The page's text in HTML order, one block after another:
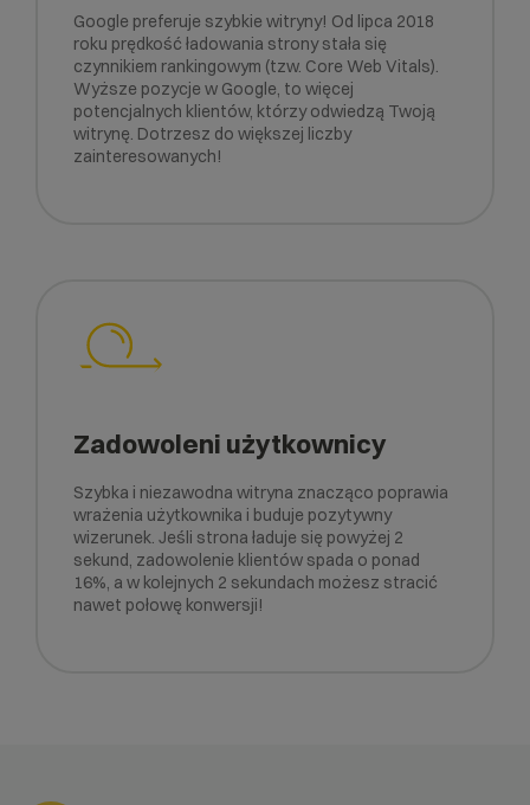
Google preferuje szybkie witryny! Od lipca 2018
roku prędkość ładowania strony stała się
czynnikiem rankingowym (tzw. Core Web Vitals).
Wyższe pozycje w Google, to więcej
potencjalnych klientów, którzy odwiedzą Twoją
witrynę. Dotrzesz do większej liczby
zainteresowanych!
Zadowoleni użytkownicy
Szybka i niezawodna witryna znacząco poprawia
wrażenia użytkownika i buduje pozytywny
wizerunek. Jeśli strona ładuje się powyżej 2
sekund, zadowolenie klientów spada o ponad
16%, a w kolejnych 2 sekundach możesz stracić
nawet połowę konwersji!